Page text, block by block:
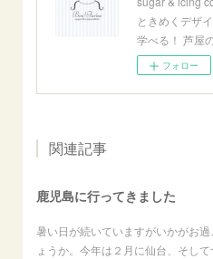
ときめくデザ
学べる！ 芦屋
フォロー
関連記事
鹿児島に行ってきました
暑い日が続いていますがいかがお過
ょうか。今年は２月に仙台、そして